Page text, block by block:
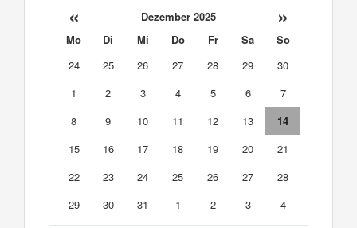
« Dezember 2025 »
Mo Di Mi Do Fr Sa
So
24
25 26 27 28 29
30
1
2 3 4 5 6
7
8
9 10 11 12 13
14
15
16 17 18 19 20
21
22
23 24 25 26 27
28
29
30 31 1 2 3 4